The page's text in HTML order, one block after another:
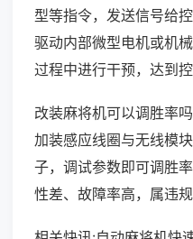
型等指令，发送信号给
驱动内部微型电机或机
过程中进行干预，达到控
改装麻将机可以调胜率
加装感应线圈与无线模
子，调试参数即可调胜
性差、故障率高，属违规